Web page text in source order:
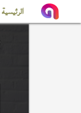
الرئيسية